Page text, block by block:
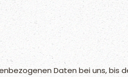
Daten bei uns, bis